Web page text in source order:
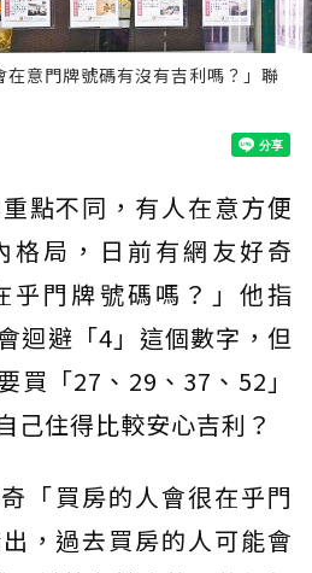
意門牌號碼有沒有吉利嗎？」聯
點不同，有人在意方便
格局，日前有網友好奇
乎門牌號碼嗎？」他指
迴避「4」這個數字，但
買「27、29、37、52」
己住得比較安心吉利？
「買房的人會很在乎門
，過去買房的人可能會